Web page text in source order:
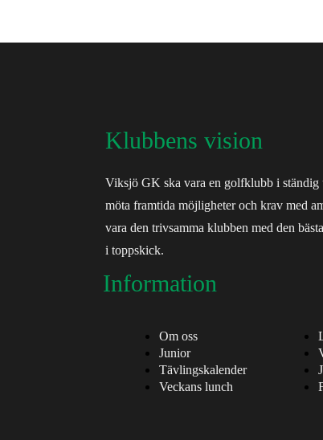
Klubbens vision
Viksjö GK ska vara en golfklubb i
möta framtida möjligheter och krav med
vara den trivsamma klubben med den
i toppskick.
Information
Om oss
Junior
Tävlingskalender
Veckans lunch